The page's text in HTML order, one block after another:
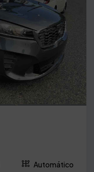
Automático